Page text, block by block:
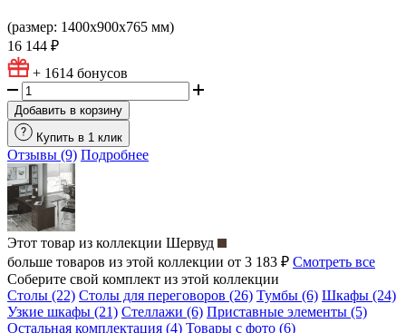
(размер: 1400x900x765 мм)
16 144 ₽
+ 1614 бонусов
Добавить в корзину
Купить в 1 клик
Отзывы (9) Подробнее
Этот товар из коллекции Шервуд
больше товаров из этой коллекции от 3 183 ₽ Смотреть все
Соберите свой комплект из этой коллекции
Столы (22) Столы для переговоров (26) Тумбы (6) Шкафы (24)
Узкие шкафы (21) Стеллажи (6) Приставные элементы (5)
Остальная комплектация (4) Товары с фото (6)